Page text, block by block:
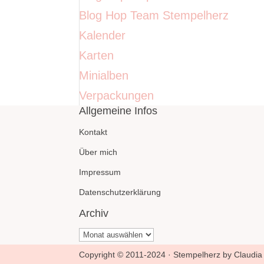
Blog Hop Team Stempelherz
Kalender
Karten
Minialben
Verpackungen
Allgemeine Infos
Kontakt
Über mich
Impressum
Datenschutzerklärung
Archiv
Archiv
Copyright © 2011-2024 · Stempelherz by